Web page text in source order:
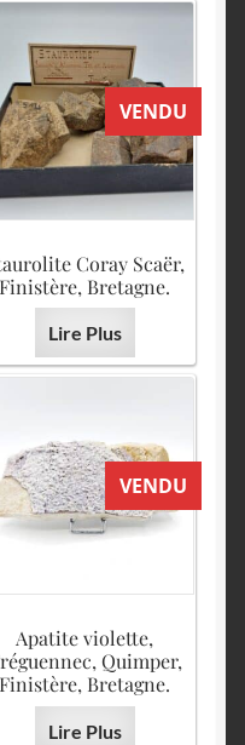
VENDU
Coray Scaër,
Finistère, Bretagne.
Lire Plus
VENDU
Apatite violette,
Quimper,
Finistère, Bretagne.
Lire Plus